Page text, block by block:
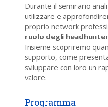
Durante il seminario
utilizzare e
proprio network
ruolo degli headhunter
Insieme scopriremo
supporto, come
sviluppare con loro un
valore.